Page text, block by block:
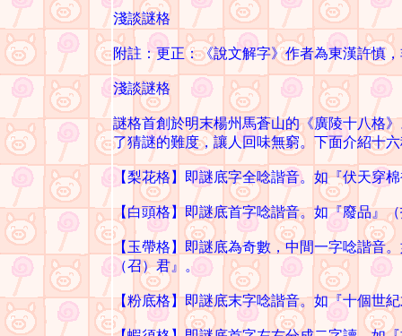
淺談謎格
附註：更正：《說文解字》作者為東漢許慎
淺談謎格
謎格首創於明末楊州馬蒼山的《廣陵十八格
了猜謎的難度，讓人回味無窮。下面介紹十
【梨花格】即謎底字全唸諧音。如『伏天
【白頭格】即謎底首字唸諧音。如『廢品
【玉帶格】即謎底為奇數，中間一字唸諧音
（召）君』。
【粉底格】即謎底末字唸諧音。如『十個世